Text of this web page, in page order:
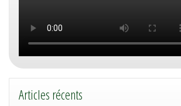
Articles récents